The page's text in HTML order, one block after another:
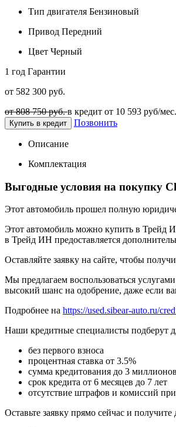
Тип двигателя Бензиновый
Привод Передний
Цвет Черный
1 год Гарантии
от 582 300 руб.
от 808 750 руб.в кредит от 10 593 руб/мес.
Купить в кредит Позвонить
Описание
Комплектация
Выгодные условия на покупку
Этот автомобиль прошел полную
Этот автомобиль можно купить в Трейд
в Трейд ИН предоставляется
Оставляйте заявку на сайте, чтобы
Мы предлагаем воспользоваться
высокий шанс на одобрение, даже если
Подробнее на https://used.sibear-auto.ru/
Наши кредитные специалисты подберут
без первого взноса
процентная ставка от 3.5%
сумма кредитования до 3
срок кредита от 6 месяцев до 7 лет
отсутствие штрафов и комиссий
Оставьте заявку прямо сейчас и